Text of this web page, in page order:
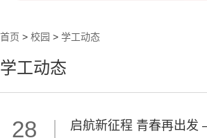
首页 > 校园 > 学工动态
学工动态
启航新征程 青春再出
28